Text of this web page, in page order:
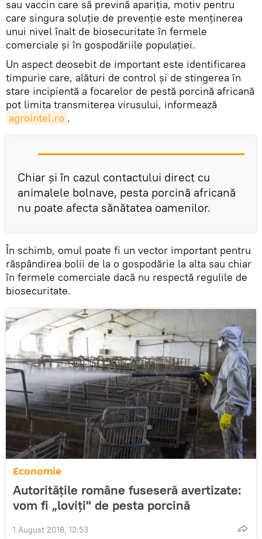
sau vaccin care să prevină apariţia, motiv pentru
care singura soluţie de prevenţie este menţinerea
unui nivel înalt de biosecuritate în fermele
comerciale şi în gospodăriile populaţiei.
Un aspect deosebit de important este identificarea
timpurie care, alături de control şi de stingerea în
stare incipientă a focarelor de pestă porcină africană
pot limita transmiterea virusului, informează
agrointel.ro .
Chiar şi în cazul contactului direct cu
animalele bolnave, pesta porcină africană
nu poate afecta sănătatea oamenilor.
În schimb, omul poate fi un vector important pentru
răspândirea bolii de la o gospodărie la alta sau chiar
în fermele comerciale dacă nu respectă regulile de
biosecuritate.
Economie
Autorităţile române fuseseră avertizate:
vom fi „loviţi" de pesta porcină
1 August 2018, 12:53